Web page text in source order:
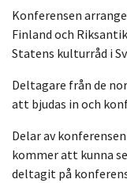
Konferensen
Finland och
Statens kulturråd i
Deltagare från de
att bjudas in och
Delar av
kommer att kunna
deltagit på